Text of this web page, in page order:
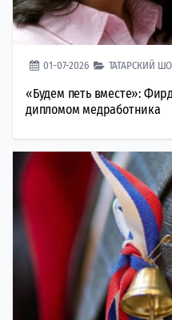
01-07-2026 ТАТАРСКИЙ
«Будем петь вместе»:
дипломом медработника